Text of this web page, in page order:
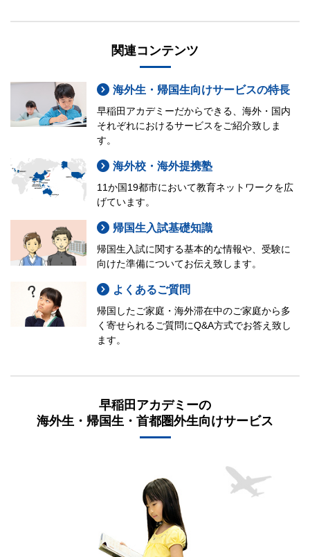
関連コンテンツ
海外生・帰国生向けサービスの特長
早稲田アカデミーだからできる、海外・国内
それぞれにおけるサービスをご紹介致しま
す。
海外校・海外提携塾
11か国19都市において教育ネットワークを広
げています。
帰国生入試基礎知識
帰国生入試に関する基本的な情報や、受験に
向けた準備についてお伝え致します。
よくあるご質問
帰国したご家庭・海外滞在中のご家庭から多
く寄せられるご質問にQ&A方式でお答え致し
ます。
早稲田アカデミーの
海外生・帰国生・首都圏外生向けサービス